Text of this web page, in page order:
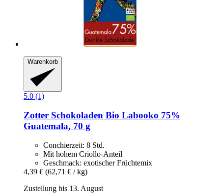
Warenkorb
5.0 (1)
Zotter Schokoladen Bio Labooko 75%
Guatemala, 70 g
Conchierzeit: 8 Std.
Mit hohem Criollo-Anteil
Geschmack: exotischer Früchtemix
4,39 € (62,71 € / kg)
Zustellung bis 13. August